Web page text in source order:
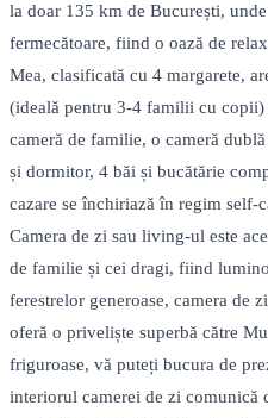
la doar 135 km de București,
fermecătoare, fiind o oază de
Mea, clasificată cu 4 margarete,
(ideală pentru 3-4 familii cu
cameră de familie, o cameră
și dormitor, 4 băi și bucătărie
cazare se închiriază în regim
Camera de zi sau living-ul este
de familie și cei dragi, fiind
ferestrelor generoase, camera de
oferă o priveliște superbă către
friguroase, vă puteți bucura de
interiorul camerei de zi comunică